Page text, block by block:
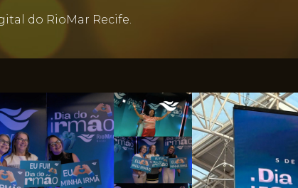
do RioMar Recife.